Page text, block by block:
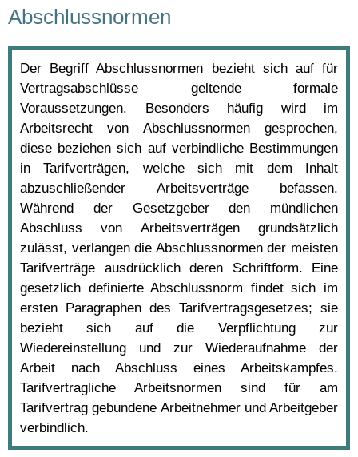
Abschlussnormen
Der Begriff Abschlussnormen bezieht sich auf für
Vertragsabschlüsse geltende formale
Voraussetzungen. Besonders häufig wird im
Arbeitsrecht von Abschlussnormen gesprochen,
diese beziehen sich auf verbindliche Bestimmungen
in Tarifverträgen, welche sich mit dem Inhalt
abzuschließender Arbeitsverträge befassen.
Während der Gesetzgeber den mündlichen
Abschluss von Arbeitsverträgen grundsätzlich
zulässt, verlangen die Abschlussnormen der meisten
Tarifverträge ausdrücklich deren Schriftform. Eine
gesetzlich definierte Abschlussnorm findet sich im
ersten Paragraphen des Tarifvertragsgesetzes; sie
bezieht sich auf die Verpflichtung zur
Wiedereinstellung und zur Wiederaufnahme der
Arbeit nach Abschluss eines Arbeitskampfes.
Tarifvertragliche Arbeitsnormen sind für am
Tarifvertrag gebundene Arbeitnehmer und Arbeitgeber
verbindlich.